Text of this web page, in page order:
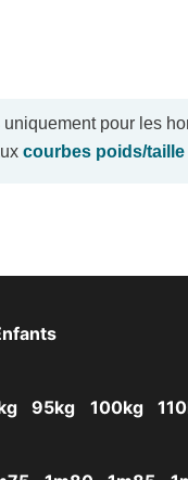
pour les
courbes poids/taille
95kg 100kg